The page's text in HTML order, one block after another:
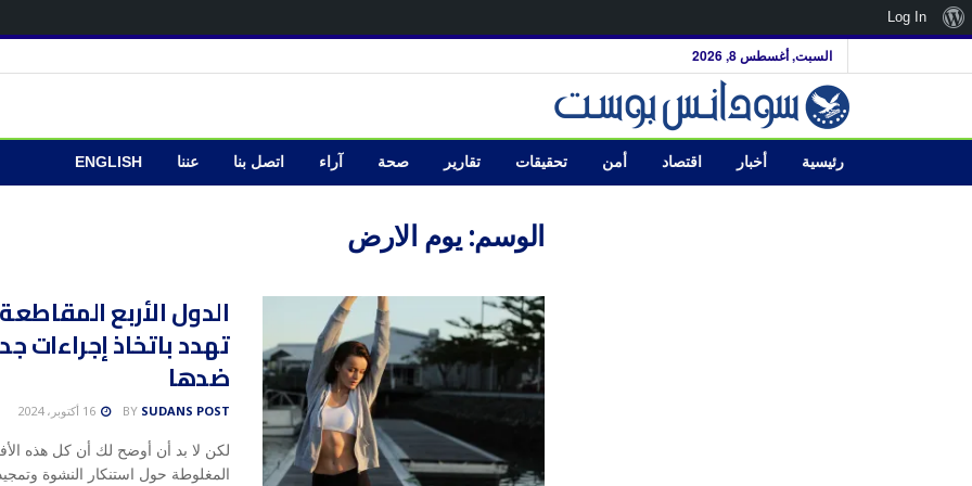
السبت, أغسطس 8, 2026
رئيسية أخبار اقتصاد أمن تحقيقات تقارير صحة آراء اتصل بنا عننا ENGLISH
الوسم: يوم الارض
الدول الأربع
تهدد باتخاذ إجراءات
ضدها
BY SUDANS POST 16 أكتوبر، 2024
لكن لا بد أن أوضح لك أن كل هذه
المغلوطة حول استنكار النشوة
نبذةLog In